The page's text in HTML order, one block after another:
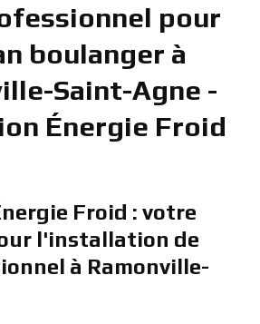
pour
boulanger à
Saint-Agne -
Énergie Froid
Froid : votre
l'installation de
à Ramonville-